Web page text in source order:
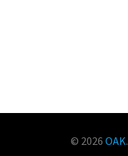
© 2026 OAK